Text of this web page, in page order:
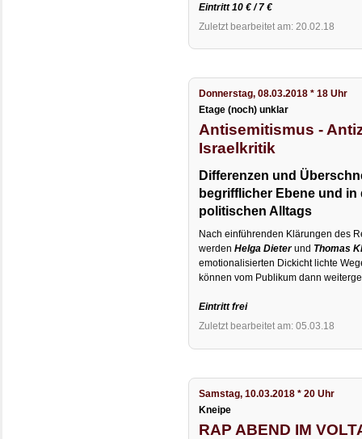
Eintritt 10 € / 7 €
Zuletzt bearbeitet am: 20.02.18
Donnerstag, 08.03.2018 * 18 Uhr
Etage (noch) unklar
Antisemitismus -
Israelkritik
Differenzen und
begrifflicher Ebene und
politischen Alltags
Nach einführenden Klärungen des
werdenHelga Dieterund Thomas
emotionalisierten Dickicht lichte
können vom Publikum dann
Eintritt frei
Zuletzt bearbeitet am: 05.03.18
Samstag, 10.03.2018 * 20 Uhr
Kneipe
RAP ABEND IM